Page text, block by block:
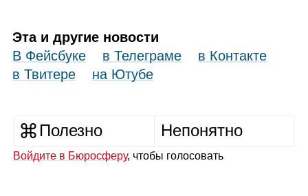
Эта и другие новости
В Фейсбуке
в Телеграме
в Контакте
в Твитере
на Ютубе
Полезно Непонятно
Войдите в Бюросферу, чтобы голосовать